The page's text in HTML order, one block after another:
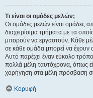
Τι είναι οι ομάδες μελών;
Οι ομάδες μελών είναι ομάδες
διαχειρίσιμα τμήματα με τα
μπορούν να εργαστούν. Κάθε
σε κάθε ομάδα μπορεί να έχουν
Αυτό παρέχει έναν εύκολο
πολλά μέλη ταυτόχρονα, όπως
χορήγηση στα μέλη πρόσβαση
Κορυφή